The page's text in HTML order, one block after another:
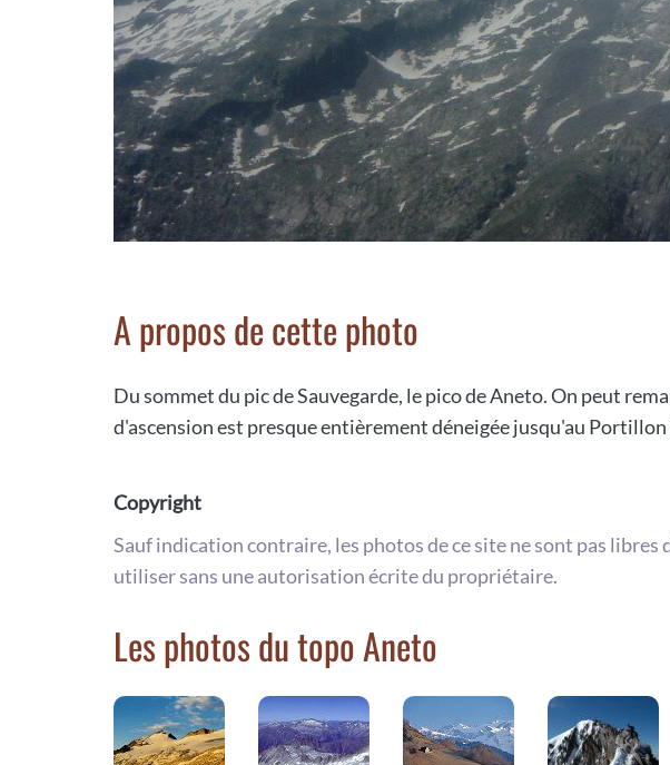
A propos de cette photo
Du sommet du pic de Sauvegarde, le pico de Aneto. On peut
d'ascension est presque entièrement déneigée jusqu'au
Copyright
Sauf indication contraire, les photos de ce site ne sont pas libres
utiliser sans une autorisation écrite du propriétaire.
Les photos du topo Aneto